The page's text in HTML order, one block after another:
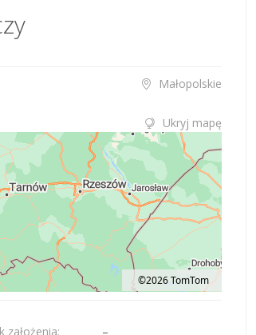
Małopolskie
Ukryj mapę
©2026 TomTom
założenia:
–